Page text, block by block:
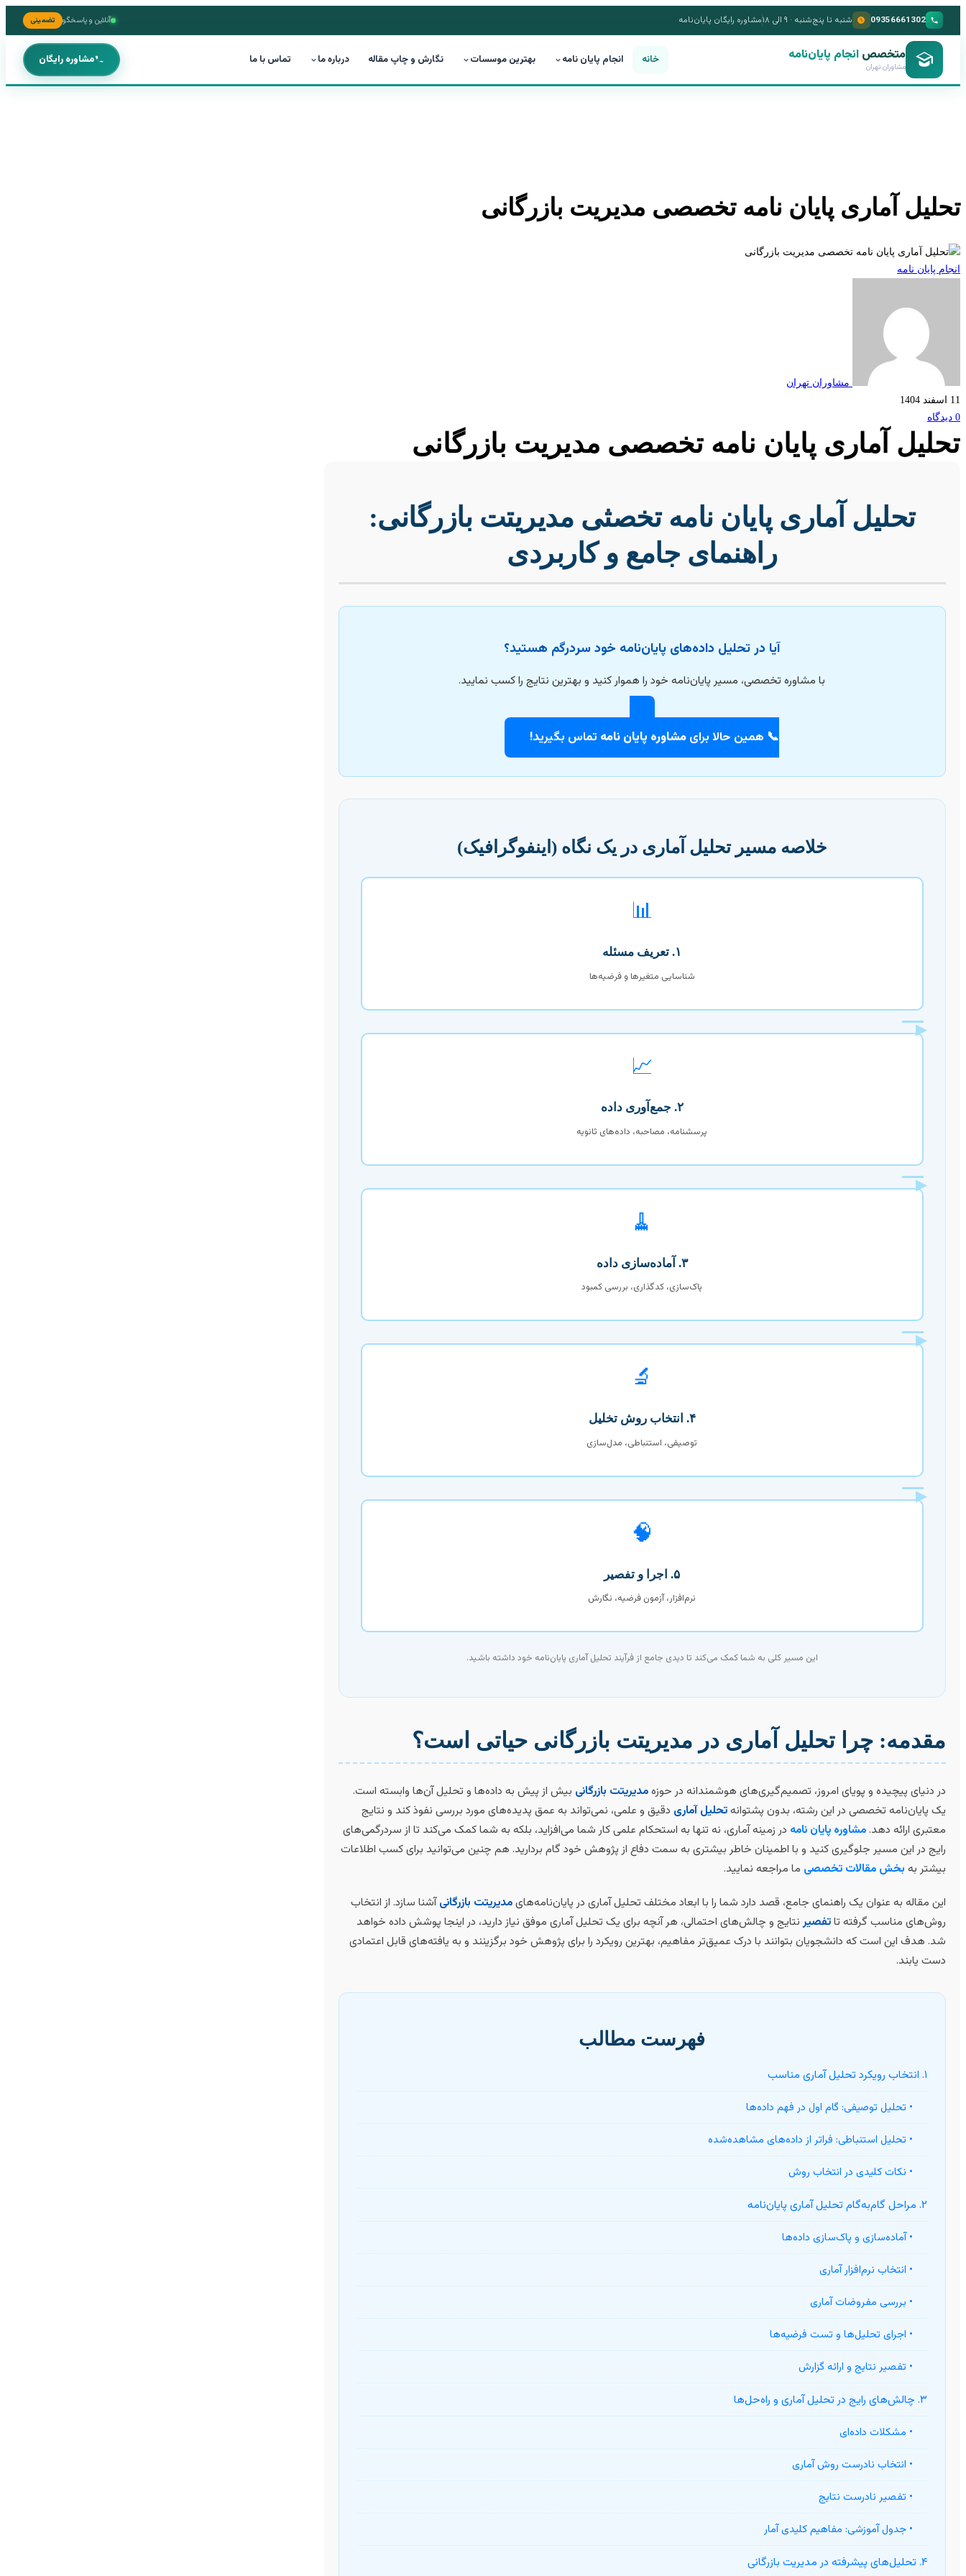
09356661302 شنبه تا پنج‌شنبه · ۹ الی ۱۸ مشاوره رایگان پایان‌نامه آنلاین و پاسخگو تضمینی
متخصص انجام پایان‌نامه
مشاوران تهران خانه انجام پایان نامه بهترین موسسات نگارش و چاپ مقاله درباره ما تماس با ما مشاوره رایگان
تحلیل آماری پایان نامه تخصصی مدیریت بازرگانی
انجام پایان نامه
مشاوران تهران
11 اسفند 1404
0 دیدگاه
تحلیل آماری پایان نامه تخصصی مدیریت بازرگانی
تحلیل آماری پایان نامه تخصثی مدیریتت بازرگانی:
راهنمای جامع و کاربردی
آیا در تحلیل داده‌های پایان‌نامه خود سردرگم هستید؟
با مشاوره تخصصی، مسیر پایان‌نامه خود را هموار کنید و بهترین نتایج را کسب نمایید.
📞 همین حالا برایمشاوره پایان نامه تماس بگیرید!
خلاصه مسیر تحلیل آماری در یک نگاه (اینفوگرافیک)
📊
۱. تعریف مسئله
شناسایی متغیرها و فرضیه‌ها
▶
📈
۲. جمع‌آوری داده
پرسشنامه، مصاحبه، داده‌های ثانویه
▶
🧹
۳. آماده‌سازی داده
پاک‌سازی، کدگذاری، بررسی کمبود
▶
🔬
۴. انتخاب روش تخلیل
توصیفی، استنباطی، مدل‌سازی
▶
🧠
۵. اجرا و تفصیر
نرم‌افزار، آزمون فرضیه، نگارش
این مسیر کلی به شما کمک می‌کند تا دیدی جامع از فرآیند تحلیل آماری پایان‌نامه خود داشته باشید.
مقدمه: چرا تحلیل آماری در مدیریتت بازرگانی حیاتی است؟
در دنیای پیچیده و پویای امروز، تصمیم‌گیری‌های هوشمندانه در حوزهمدیریتت بازرگانی بیش از پیش به داده‌ها و تحلیل آن‌ها وابسته است.
یک پایان‌نامه تخصصی در این رشته، بدون پشتوانهتحلیل آماری دقیق و علمی، نمی‌تواند به عمق پدیده‌های مورد بررسی نفوذ کند و نتایج
معتبری ارائه دهد.مشاوره پایان نامه در زمینه آماری، نه تنها به استحکام علمی کار شما می‌افزاید، بلکه به شما کمک می‌کند تا از سردرگمی‌های
رایج در این مسیر جلوگیری کنید و با اطمینان خاطر بیشتری به سمت دفاع از پژوهش خود گام بردارید. هم چنین می‌توانید برای کسب اطلاعات
بیشتر به بخش مقالات تخصصی ما مراجعه نمایید.
این مقاله به عنوان یک راهنمای جامع، قصد دارد شما را با ابعاد مختلف تحلیل آماری در پایان‌نامه‌هایمدیریتت بازرگانیآشنا سازد. از انتخاب
روش‌های مناسب گرفته تاتفصیر نتایج و چالش‌های احتمالی، هر آنچه برای یک تحلیل آماری موفق نیاز دارید، در اینجا پوشش داده خواهد
شد. هدف این است که دانشجویان بتوانند با درک عمیق‌تر مفاهیم، بهترین رویکرد را برای پژوهش خود برگزینند و به یافته‌های قابل اعتمادی
دست یابند.
فهرست مطالب
۱. انتخاب رویکرد تحلیل آماری مناسب
• تحلیل توصیفی: گام اول در فهم داده‌ها
• تحلیل استنباطی: فراتر از داده‌های مشاهده‌شده
• نکات کلیدی در انتخاب روش
۲. مراحل گام‌به‌گام تحلیل آماری پایان‌نامه
• آماده‌سازی و پاک‌سازی داده‌ها
• انتخاب نرم‌افزار آماری
• بررسی مفروضات آماری
• اجرای تحلیل‌ها و تست فرضیه‌ها
• تفصیر نتایج و ارائه گزارش
۳. چالش‌های رایج در تحلیل آماری و راه‌حل‌ها
• مشکلات داده‌ای
• انتخاب نادرست روش آماری
• تفصیر نادرست نتایج
• جدول آموزشی: مفاهیم کلیدی آمار
۴. تحلیل‌های پیشرفته در مدیریت بازرگانی